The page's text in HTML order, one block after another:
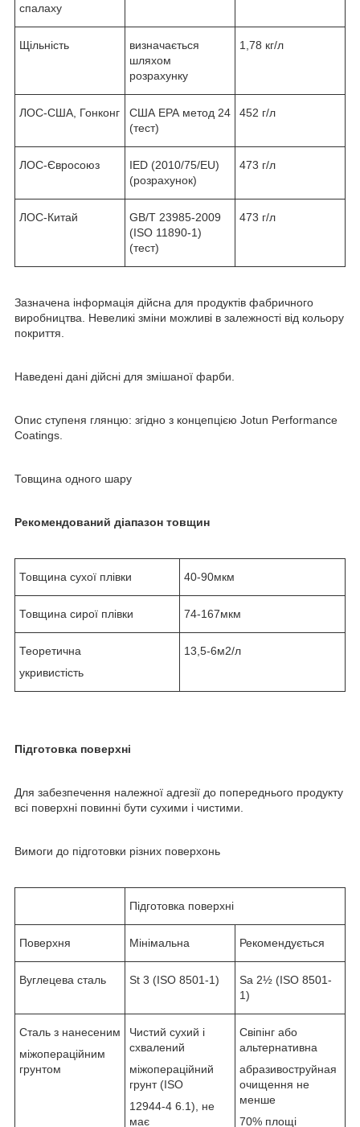
спалаху
Щільність
визначається
шляхом
розрахунку
1,78 кг/л
ЛОС-США, Гонконг
США ЕРА метод 24
(тест)
452 г/л
ЛОС-Євросоюз
IED (2010/75/EU)
(розрахунок)
473 г/л
ЛОС-Китай
GB/T 23985-2009
(ISO 11890-1)
(тест)
473 г/л
Зазначена інформація дійсна для продуктів фабричного
виробництва. Невеликі зміни можливі в залежності від кольору
покриття.
Наведені дані дійсні для змішаної фарби.
Опис ступеня глянцю: згідно з концепцією Jotun Performance
Coatings.
Товщина одного шару
Рекомендований діапазон товщин
Товщина сухої плівки 40-90мкм
Товщина сирої плівки 74-167мкм
Теоретична
укривистість
13,5-6м2/л
Підготовка поверхні
Для забезпечення належної адгезії до попереднього продукту
всі поверхні повинні бути сухими і чистими.
Вимоги до підготовки різних поверхонь
Підготовка поверхні
Поверхня Мінімальна Рекомендується
Вуглецева сталь St 3 (ISO 8501-1)
Sa 2½ (ISO 8501-
1)
Сталь з нанесеним
міжопераційним
грунтом
Чистий сухий і
схвалений
міжопераційний
грунт (ISO
12944-4 6.1), не
має
Свіпінг або
альтернативна
абразивоструйная
очищення не
менше
70% площі